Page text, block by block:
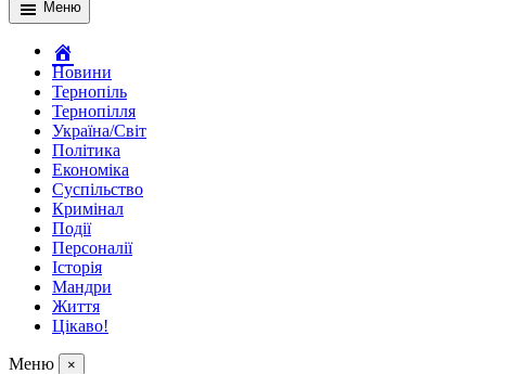
Меню
Новини
Тернопіль
Тернопілля
Україна/Світ
Політика
Економіка
Суспільство
Кримінал
Події
Персоналії
Історія
Мандри
Життя
Цікаво!
Меню ×